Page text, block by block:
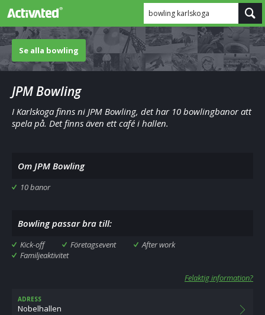
bowling karlskoga
Se alla bowling
JPM Bowling
I Karlskoga finns ni JPM Bowling, det har 10 bowlingbanor att
spela på. Det finns även ett café i hallen.
Om JPM Bowling
10 banor
Bowling passar bra till:
Kick-off Företagsevent
After work
Familjeaktivitet
Felaktig information?
ADRESS
Nobelhallen